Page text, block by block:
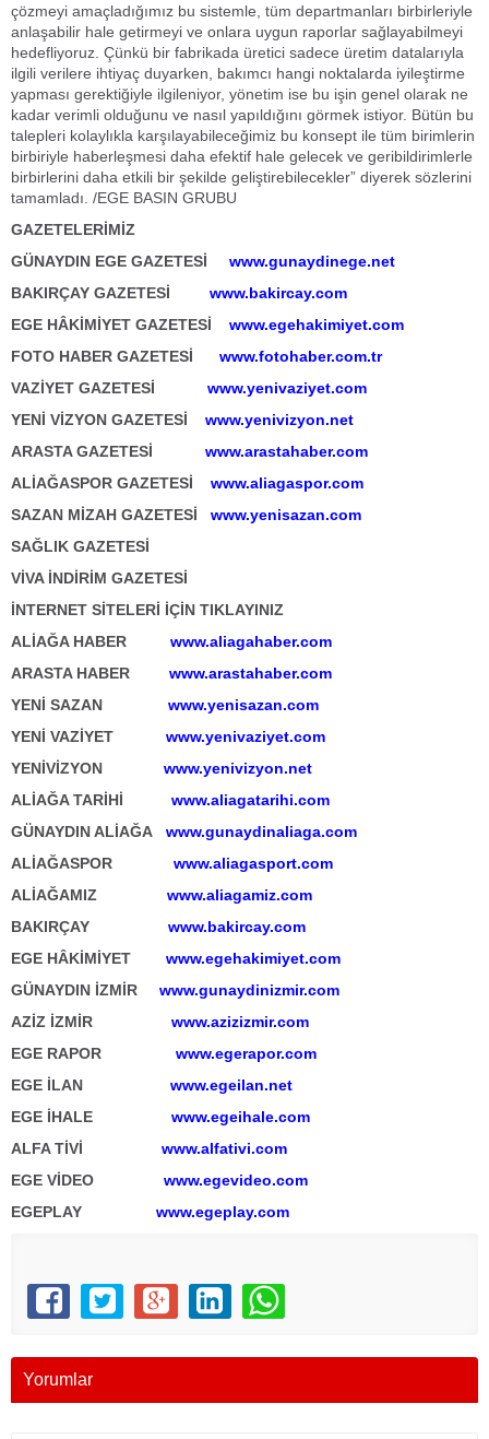
çözmeyi amaçladığımız bu sistemle, tüm departmanları birbirleriyle
anlaşabilir hale getirmeyi ve onlara uygun raporlar sağlayabilmeyi
hedefliyoruz. Çünkü bir fabrikada üretici sadece üretim datalarıyla
ilgili verilere ihtiyaç duyarken, bakımcı hangi noktalarda iyileştirme
yapması gerektiğiyle ilgileniyor, yönetim ise bu işin genel olarak ne
kadar verimli olduğunu ve nasıl yapıldığını görmek istiyor. Bütün bu
talepleri kolaylıkla karşılayabileceğimiz bu konsept ile tüm birimlerin
birbiriyle haberleşmesi daha efektif hale gelecek ve geribildirimlerle
birbirlerini daha etkili bir şekilde geliştirebilecekler” diyerek sözlerini
tamamladı. /EGE BASIN GRUBU
GAZETELERİMİZ
GÜNAYDIN EGE GAZETESİ
www.gunaydinege.net
BAKIRÇAY GAZETESİ www.bakircay.com
EGE HÂKİMİYET GAZETESİ
www.egehakimiyet.com
FOTO HABER GAZETESİ
www.fotohaber.com.tr
VAZİYET GAZETESİ www.yenivaziyet.com
YENİ VİZYON GAZETESİ
www.yenivizyon.net
ARASTA GAZETESİ www.arastahaber.com
ALİAĞASPOR GAZETESİ
www.aliagaspor.com
SAZAN MİZAH GAZETESİ
www.yenisazan.com
SAĞLIK GAZETESİ
VİVA İNDİRİM GAZETESİ
İNTERNET SİTELERİ İÇİN TIKLAYINIZ
ALİAĞA HABER www.aliagahaber.com
ARASTA HABER www.arastahaber.com
YENİ SAZAN www.yenisazan.com
YENİ VAZİYET www.yenivaziyet.com
YENİVİZYON www.yenivizyon.net
ALİAĞA TARİHİ www.aliagatarihi.com
GÜNAYDIN ALİAĞA
www.gunaydinaliaga.com
ALİAĞASPOR www.aliagasport.com
ALİAĞAMIZ www.aliagamiz.com
BAKIRÇAY www.bakircay.com
EGE HÂKİMİYET www.egehakimiyet.com
GÜNAYDIN İZMİR www.gunaydinizmir.com
AZİZ İZMİR www.azizizmir.com
EGE RAPOR www.egerapor.com
EGE İLAN www.egeilan.net
EGE İHALE www.egeihale.com
ALFA TİVİ www.alfativi.com
EGE VİDEO www.egevideo.com
EGEPLAY www.egeplay.com
Yorumlar